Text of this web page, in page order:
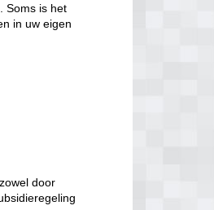
Soms is het
in uw eigen
door